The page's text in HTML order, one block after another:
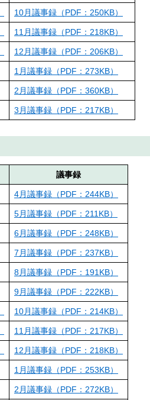
10月議事録（PDF：250KB）
11月議事録（PDF：218KB）
12月議事録（PDF：206KB）
1月議事録（PDF：273KB）
2月議事録（PDF：360KB）
3月議事録（PDF：217KB）
議事録
4月議事録（PDF：244KB）
5月議事録（PDF：211KB）
6月議事録（PDF：248KB）
7月議事録（PDF：237KB）
8月議事録（PDF：191KB）
9月議事録（PDF：222KB）
10月議事録（PDF：214KB）
11月議事録（PDF：217KB）
12月議事録（PDF：218KB）
1月議事録（PDF：253KB）
2月議事録（PDF：272KB）